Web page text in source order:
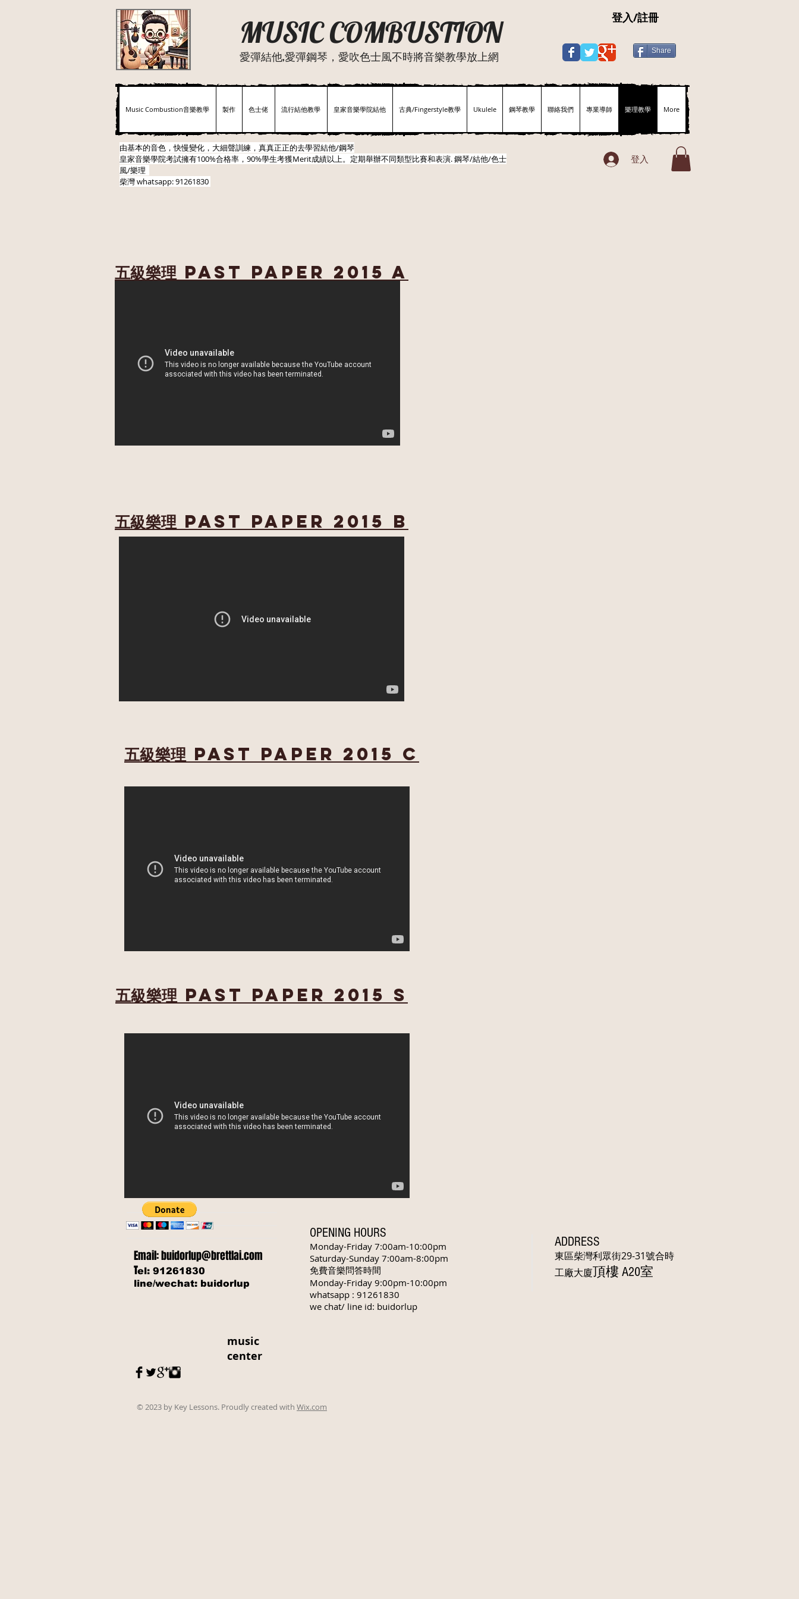
MUSIC COMBUSTION
愛彈結他,愛彈鋼琴，愛吹色士風不時將音樂教學放上網
登入/註冊
Share
Music Combustion音樂教學 製作 色士佬 流行結他教學 皇家音樂學院結他 古典/Fingerstyle教學 Ukulele 鋼琴教學 聯絡我們 專業導師 樂理教學 More
由基本的音色，快慢變化，大細聲訓練，真真正正的去學習結他/鋼琴
皇家音樂學院考試擁有100%合格率，90%學生考獲Merit成績以上。定期舉辦不同類型比賽和表演.​ 鋼琴/結他/色士
風/樂理
柴灣whatsapp: 91261830
登入
五級樂理 past paper 2015 A
五級樂理 past paper 2015 B
五級樂理 past paper 2015 C
五級樂理 past paper 2015 S
Email:buidorlup@brettlai.com
Tel: 91261830
line/wechat: buidorlup
OPENING HOURS
Monday-Friday 7:00am-10:00pm
​Saturday-Sunday 7:00am-8:00pm
免費音樂問答時間
Monday-Friday 9:00pm-10:00pm
whatsapp : 91261830
we chat/ line id: buidorlup
ADDRESS
東區柴灣利眾街29-31號合時
工廠大廈頂樓 A20室
music
center
© 2023 by Key Lessons. Proudly created with Wix.com